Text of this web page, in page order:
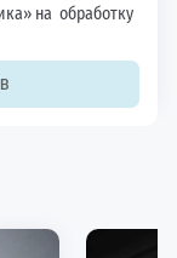
на обработку